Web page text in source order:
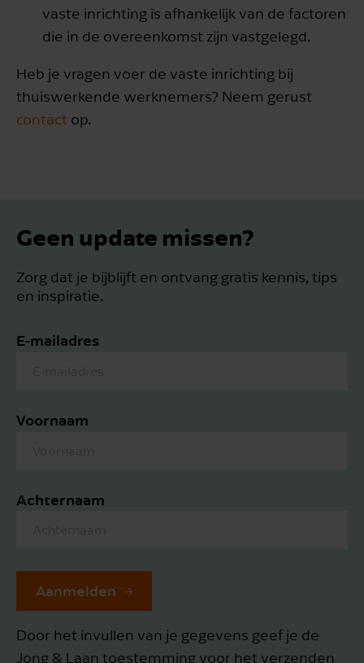
vaste inrichting is afhankelijk van de factoren
die in de overeenkomst zijn vastgelegd.
Heb je vragen voer de vaste inrichting bij
thuiswerkende werknemers? Neem gerust
contact op.
Geen update missen?
Zorg dat je bijblijft en ontvang gratis kennis, tips
en inspiratie.
E-mailadres
Voornaam
Achternaam
Aanmelden
Door het invullen van je gegevens geef je de
Jong & Laan toestemming voor het verzenden